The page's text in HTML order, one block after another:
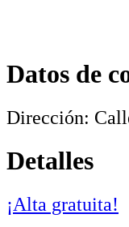
Datos de
Dirección:
Detalles
¡Alta gratuita!